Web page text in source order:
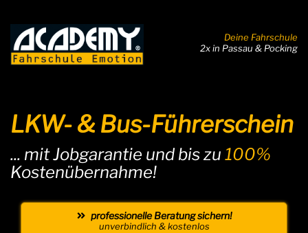
Deine Fahrschule
2x in Passau & Pocking
LKW- & Bus-Führerschein
... mit Jobgarantie und bis zu 100%
Kostenübernahme!
professionelle Beratung sichern!
unverbindlich & kostenlos